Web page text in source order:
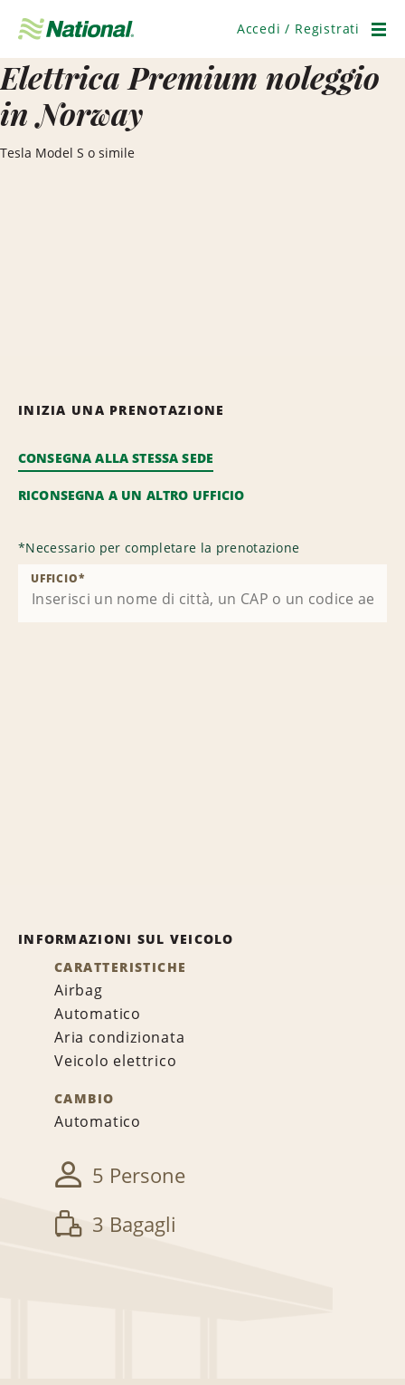
navigazione
Accedi / Registrati
Elettrica Premium noleggio
in Norway
Tesla Model S o simile
INIZIA UNA PRENOTAZIONE
CONSEGNA ALLA STESSA SEDE
RICONSEGNA A UN ALTRO UFFICIO
*Necessario per completare la prenotazione
UFFICIO*
INFORMAZIONI SUL VEICOLO
CARATTERISTICHE
Airbag
Automatico
Aria condizionata
Veicolo elettrico
CAMBIO
Automatico
5 Persone
3 Bagagli